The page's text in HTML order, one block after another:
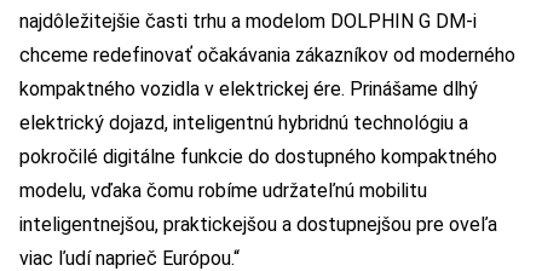
najdôležitejšie časti trhu a modelom DOLPHIN G DM-i
chceme redefinovať očakávania zákazníkov od moderného
kompaktného vozidla v elektrickej ére. Prinášame dlhý
elektrický dojazd, inteligentnú hybridnú technológiu a
pokročilé digitálne funkcie do dostupného kompaktného
modelu, vďaka čomu robíme udržateľnú mobilitu
inteligentnejšou, praktickejšou a dostupnejšou pre oveľa
viac ľudí naprieč Európou.“